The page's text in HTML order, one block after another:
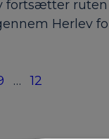
Herlev
… 12